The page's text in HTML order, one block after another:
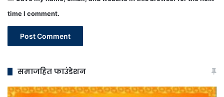
time I comment.
समाजहित फाउंडेशन